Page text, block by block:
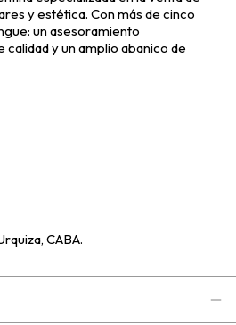
y estética. Con más de cinco
un asesoramiento
y un amplio abanico de
CABA.